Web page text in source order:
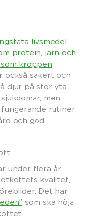
livsmedel
protein, järn och
kroppen
också säkert och
djur på stor yta
men
rutiner
och god
under flera år
kvalitet,
Det har
som ska höja